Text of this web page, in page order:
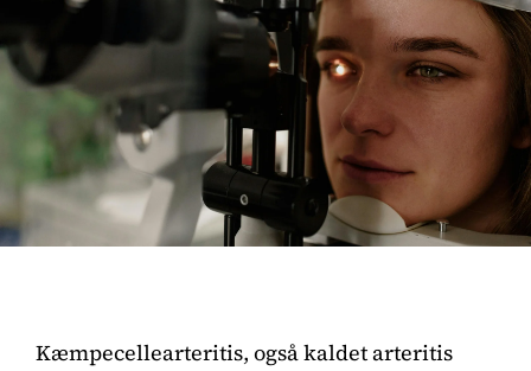
Kæmpecellearteritis, også kaldet arteritis